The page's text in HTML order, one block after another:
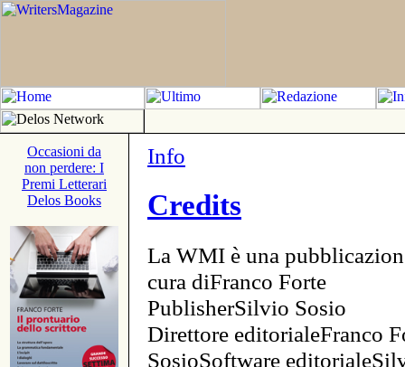
Occasioni da
non perdere: I
Premi Letterari
Delos Books
Info
Credits
La WMI è una
cura diFranco Forte
PublisherSilvio Sosio
Direttore editorialeFranco
SosioSoftware